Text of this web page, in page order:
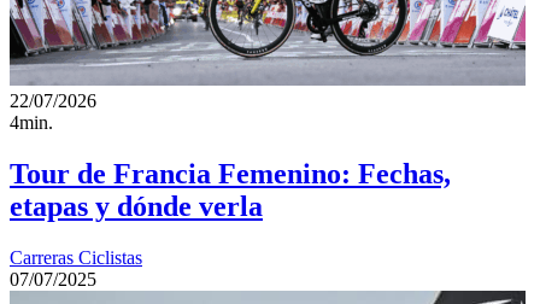
22/07/2026
4min.
Tour de Francia Femenino: Fechas,
etapas y dónde verla
Carreras Ciclistas
07/07/2025